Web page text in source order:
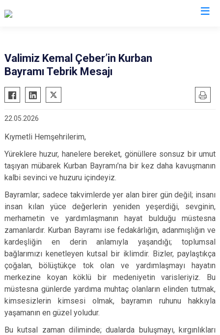
Valimiz Kemal Çeber’in Kurban
Bayramı Tebrik Mesajı
22.05.2026
Kıymetli Hemşehrilerim,
Yüreklere huzur, hanelere bereket, gönüllere sonsuz bir umut
taşıyan mübarek Kurban Bayramı’na bir kez daha kavuşmanın
kalbi sevinci ve huzuru içindeyiz.
Bayramlar; sadece takvimlerde yer alan birer gün değil; insanı
insan kılan yüce değerlerin yeniden yeşerdiği, sevginin,
merhametin ve yardımlaşmanın hayat bulduğu müstesna
zamanlardır. Kurban Bayramı ise fedakârlığın, adanmışlığın ve
kardeşliğin en derin anlamıyla yaşandığı; toplumsal
bağlarımızı kenetleyen kutsal bir iklimdir. Bizler, paylaştıkça
çoğalan, bölüştükçe tok olan ve yardımlaşmayı hayatın
merkezine koyan köklü bir medeniyetin varisleriyiz. Bu
müstesna günlerde yardıma muhtaç olanların elinden tutmak,
kimsesizlerin kimsesi olmak, bayramın ruhunu hakkıyla
yaşamanın en güzel yoludur.
Bu kutsal zaman diliminde; dualarda buluşmayı, kırgınlıkları